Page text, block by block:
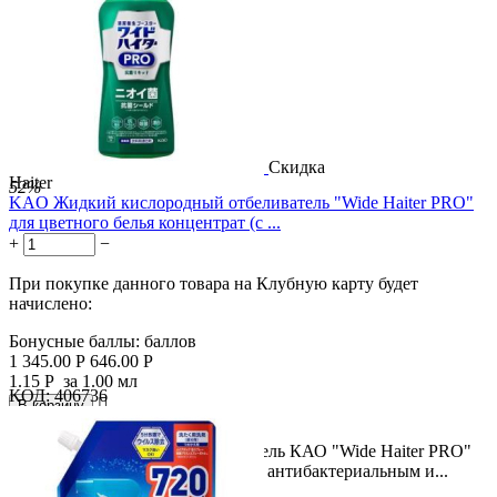
Скидка
52%
Haiter
KAO Жидкий кислородный отбеливатель "Wide Haiter PRO"
для цветного белья концентрат (с ...
+
−
При покупке данного товара на Клубную карту будет
начислено:
Бонусные баллы: баллов
1 345.00 Р 646.00 Р
1.15 Р за 1.00 мл
В корзину

Жидкий кислородный отбеливатель КАО "Wide Haiter PRO"
для цветного белья концентрат (с антибактериальным и...
КОД: 406736